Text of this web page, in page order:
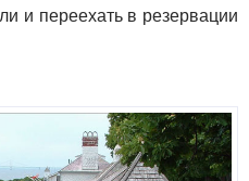
и переехать в резервации